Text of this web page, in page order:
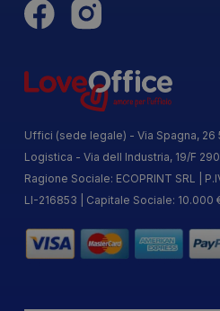
Uffici (sede legale) - Via Spagna, 26
Logistica - Via dell Industria, 19/F
Ragione Sociale: ECOPRINT SRL |
LI-216853 | Capitale Sociale: 10.000